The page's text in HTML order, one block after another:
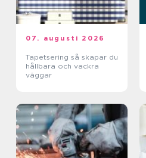
07. augusti 2026
Tapetsering så skapar du
hållbara och vackra
väggar